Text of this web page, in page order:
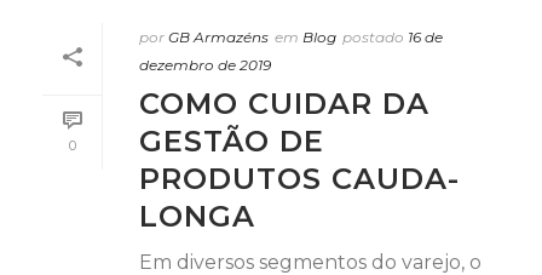
0
por GB Armazéns em Blog postado 16 de
dezembro de 2019
COMO CUIDAR DA
GESTÃO DE
PRODUTOS CAUDA-
LONGA
Em diversos segmentos do varejo, o